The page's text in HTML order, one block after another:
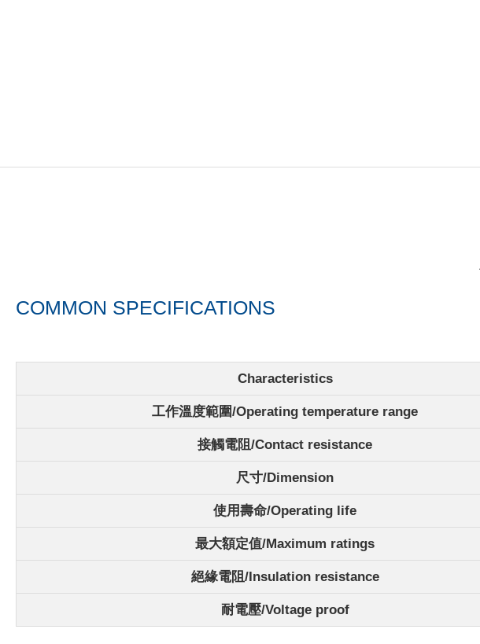
COMMON SPECIFICATIONS
Characteristics
工作溫度範圍/Operating temperature range
接觸電阻/Contact resistance
尺寸/Dimension
使用壽命/Operating life
最大額定值/Maximum ratings
絕緣電阻/Insulation resistance
耐電壓/Voltage proof